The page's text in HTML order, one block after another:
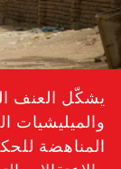
يشكّل العنف
والميليشيات
المناهضة